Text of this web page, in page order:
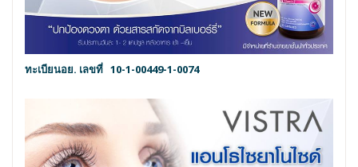
ทะเบียนอย. เลขที่ 10-1-00449-1-0074